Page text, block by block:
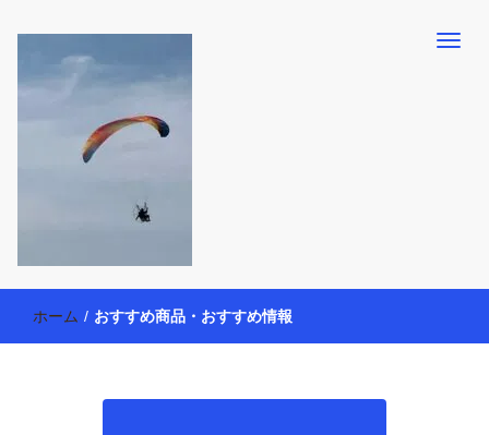
働く母の40代を楽しむ方法
ー活動を通して、豊かな生活を楽しんでいます。懸賞やモニター生
活だけでなく、大好きな【旅行・温泉・食育・美容健康アイテム探
索】も全力で楽しみます。
ホーム / おすすめ商品・おすすめ情報